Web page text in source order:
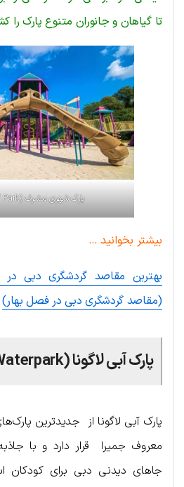
تا گیاهان و جانوران متنوع پارک را
پارک شهری مشرف (Mushrif Park)
بیشتر بخوانید …
بهترین مقاصد گردشگری دبی
(مقاصد گردشگری دبی در فصل بهار)
پارک آبی لاگونا (Laguna Waterpark)
پارک آبی لاگونا از جدیدترین
معروف جمیرا قرار دارد و با
جاهای دیدنی دبی برای کودکان